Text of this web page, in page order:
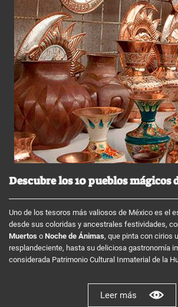
Descubre los 10 pueblos mágicos
Uno de los tesoros más valiosos de México es el
desde sus coloridas y ancestrales festividades,
Muertos o Noche de Ánimas, que pinta con cirios
resplandeciente, hasta su deliciosa gastronomía
considerada Patrimonio Cultural Inmaterial de la
Leer más